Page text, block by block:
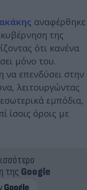
αναφέρθηκε
της
ότι κανένα
μόνο του.
επενδύσει στην
λειτουργώντας
εμπόδια,
ίσοις όροις με
της Google